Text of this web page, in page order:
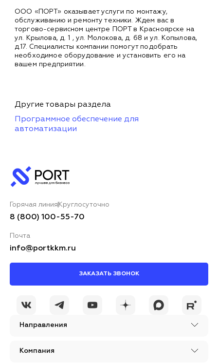
ООО «ПОРТ» оказывает услуги по монтажу,
обслуживанию и ремонту техники. Ждем вас в
торгово-сервисном центре ПОРТ в Красноярске на
ул. Крылова, д. 1 , ул. Молокова, д. 68 и ул. Копылова,
д.17. Специалисты компании помогут подобрать
необходимое оборудование и установить его на
вашем предприятии.
Другие товары раздела
Программное обеспечение для
автоматизации
Направления
Компания
Горячая линия Круглосуточно
8 (800) 100-55-70
Почта
info@portkkm.ru
ЗАКАЗАТЬ ЗВОНОК